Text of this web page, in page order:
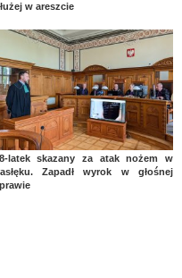
w areszcie
latek skazany za atak nożem w
Zapadł wyrok w głośnej